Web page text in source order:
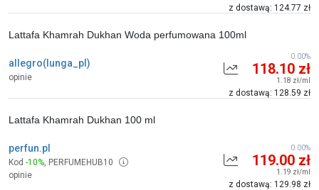
z dostawą: 124.77 zł
allegro(lunga_pl)
opinie
Lattafa Khamrah Dukhan Woda perfumowana 100ml
118.10 zł
1.18 zł/ml
z dostawą: 128.59 zł
0.00%
perfun.pl
Kod -10%, PERFUMEHUB10
opinie
Lattafa Khamrah Dukhan 100 ml
119.00 zł
1.19 zł/ml
z dostawą: 129.98 zł
0.00%